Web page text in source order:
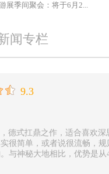
展季间聚会：将于6月2...
闻专栏
9.3
德式扛鼎之作，适合喜欢
很简单，或者说很流畅，
与神秘大地相比，优势是